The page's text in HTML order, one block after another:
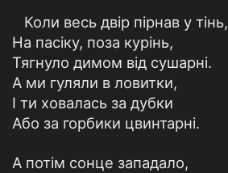
Коли весь двір пірнав у тінь,
На пасіку, поза курінь,
Тягнуло димом від сушарні.
А ми гуляли в ловитки,
І ти ховалась за дубки
Або за горбики цвинтарні.
А потім сонце западало,